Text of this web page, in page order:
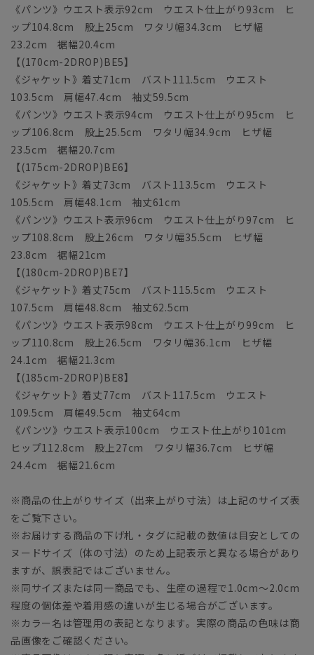
《パンツ》ウエスト表示92cm ウエスト仕上がり93cm ヒ
ップ104.8cm 股上25cm ワタリ幅34.3cm ヒザ幅
23.2cm 裾幅20.4cm
【(170cm-2DROP)BE5】
《ジャケット》着丈71cm バスト111.5cm ウエスト
103.5cm 肩幅47.4cm 袖丈59.5cm
《パンツ》ウエスト表示94cm ウエスト仕上がり95cm ヒ
ップ106.8cm 股上25.5cm ワタリ幅34.9cm ヒザ幅
23.5cm 裾幅20.7cm
【(175cm-2DROP)BE6】
《ジャケット》着丈73cm バスト113.5cm ウエスト
105.5cm 肩幅48.1cm 袖丈61cm
《パンツ》ウエスト表示96cm ウエスト仕上がり97cm ヒ
ップ108.8cm 股上26cm ワタリ幅35.5cm ヒザ幅
23.8cm 裾幅21cm
【(180cm-2DROP)BE7】
《ジャケット》着丈75cm バスト115.5cm ウエスト
107.5cm 肩幅48.8cm 袖丈62.5cm
《パンツ》ウエスト表示98cm ウエスト仕上がり99cm ヒ
ップ110.8cm 股上26.5cm ワタリ幅36.1cm ヒザ幅
24.1cm 裾幅21.3cm
【(185cm-2DROP)BE8】
《ジャケット》着丈77cm バスト117.5cm ウエスト
109.5cm 肩幅49.5cm 袖丈64cm
《パンツ》ウエスト表示100cm ウエスト仕上がり101cm
ヒップ112.8cm 股上27cm ワタリ幅36.7cm ヒザ幅
24.4cm 裾幅21.6cm
※商品の仕上がりサイズ（出来上がり寸法）は上記のサイズ表
をご覧下さい。
※お届けする商品の下げ札・タグに記載の数値は目安としての
ヌードサイズ（体の寸法）のため上記表示と異なる場合があり
ますが、誤表記ではございません。
※同サイズまたは同一商品でも、生産の過程で1.0cm～2.0cm
程度の個体差や着用感の違いが生じる場合がございます。
※カラー名は管理用の表記となります。実際の商品の色味は商
品画像をご確認ください。